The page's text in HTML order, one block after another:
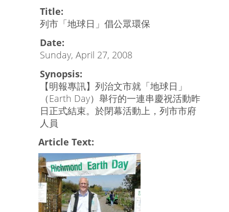
Title:
列市「地球日」倡公眾環保
Date:
Sunday, April 27, 2008
Synopsis:
【明報專訊】列治文市就「地球日」
（Earth Day）舉行的一連串慶祝活動昨
日正式結束。於閉幕活動上，列市市府
人員
Article Text: